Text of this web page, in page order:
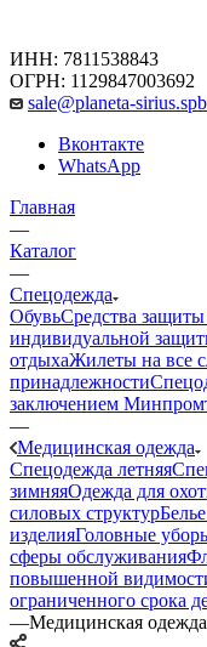
ИНН: 7811538843
ОГРН: 1129847003692
sale@planeta-
Вконтакте
WhatsApp
Главная
—
Каталог
—
Спецодежда
ОбувьСредства
индивидуальной
отдыхаЖилеты на все
принадлежности
заключением
—
Медицинская одежда
Спецодежда летняя
зимняяОдежда для
силовых структур
изделияГоловные
сферы обслуживания
повышенной
ограниченного срока
—Медицинская